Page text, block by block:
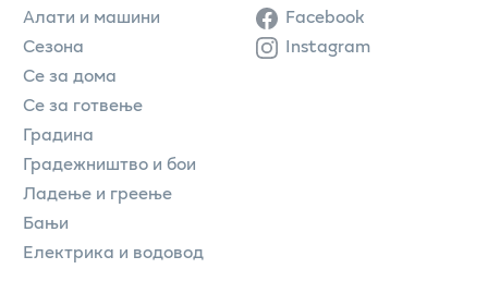
Алати и машини
Сезона
Се за дома
Се за готвење
Градина
Градежништво и бои
Ладење и греење
Бањи
Електрика и водовод
Facebook
Instagram